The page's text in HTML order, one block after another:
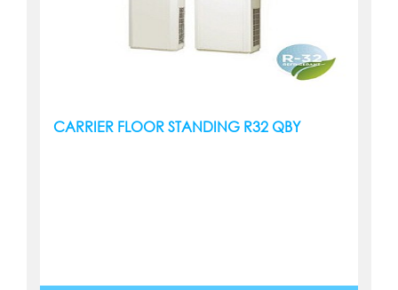
CARRIER FLOOR STANDING R32 QBY